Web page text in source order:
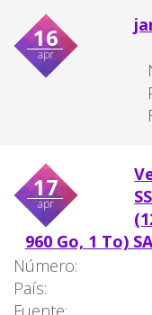
16
apr
17
apr
960 Go, 1 To)
Número:
País:
Fuente: